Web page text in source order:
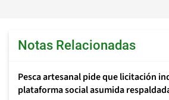
Notas Relacionadas
Pesca artesanal pide que licitación
plataforma social asumida